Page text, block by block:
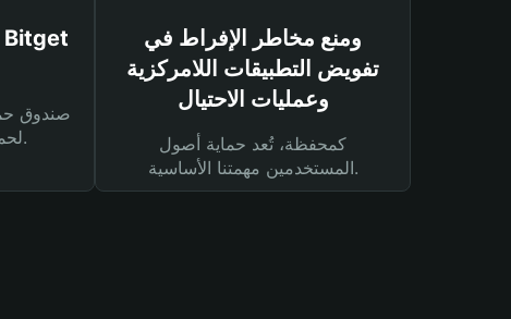
لحماية أصولك ومعاملاتك.
ومنع مخاطر الإفراط في
تفويض التطبيقات اللامركزية
وعمليات الاحتيال
كمحفظة، تُعد حماية أصول
المستخدمين مهمتنا الأساسية.